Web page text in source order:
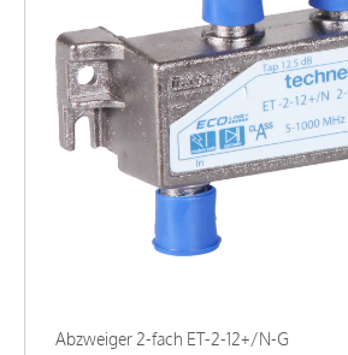
Abzweiger 2-fach ET-2-12+/N-G